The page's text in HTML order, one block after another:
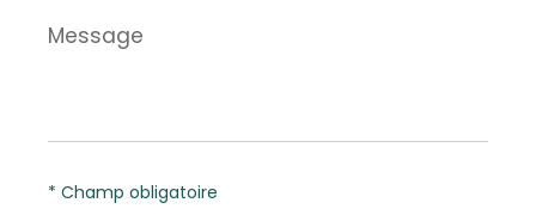
Message
*
* Champ obligatoire